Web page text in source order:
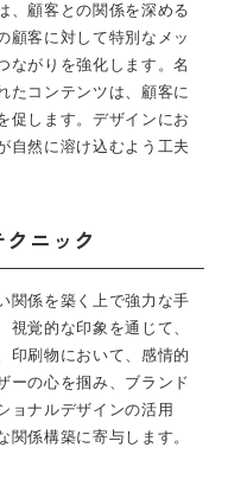
、顧客との関係を深める
顧客に対して特別なメッ
ながりを強化します。名
たコンテンツは、顧客に
促します。デザインにお
自然に溶け込むよう工夫
ニック
関係を築く上で強力な手
覚的な印象を通じて、
印刷物において、感情的
ーの心を掴み、ブランド
ョナルデザインの活用
係構築に寄与します。